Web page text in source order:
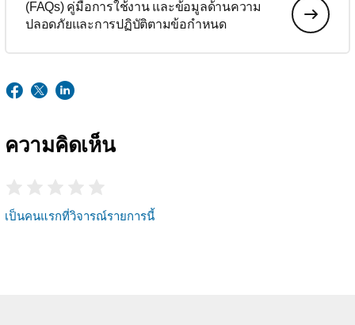
(FAQs) คู่มือการใช้งาน และข้อมูลด้านความ
ปลอดภัยและการปฏิบัติตามข้อกำหนด
ความคิดเห็น
เป็นคนแรกที่วิจารณ์รายการนี้